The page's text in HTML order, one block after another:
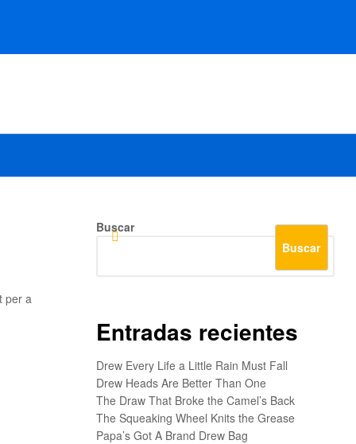
per a
Buscar
Buscar
Entradas recientes
Drew Every Life a Little Rain Must Fall
Drew Heads Are Better Than One
The Draw That Broke the Camel’s Back
The Squeaking Wheel Knits the Grease
Papa’s Got A Brand Drew Bag